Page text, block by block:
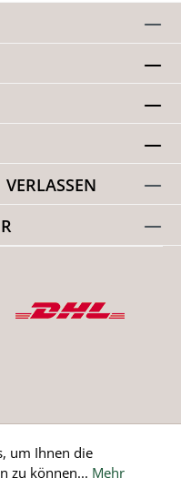
um Ihnen die
zu können... Mehr